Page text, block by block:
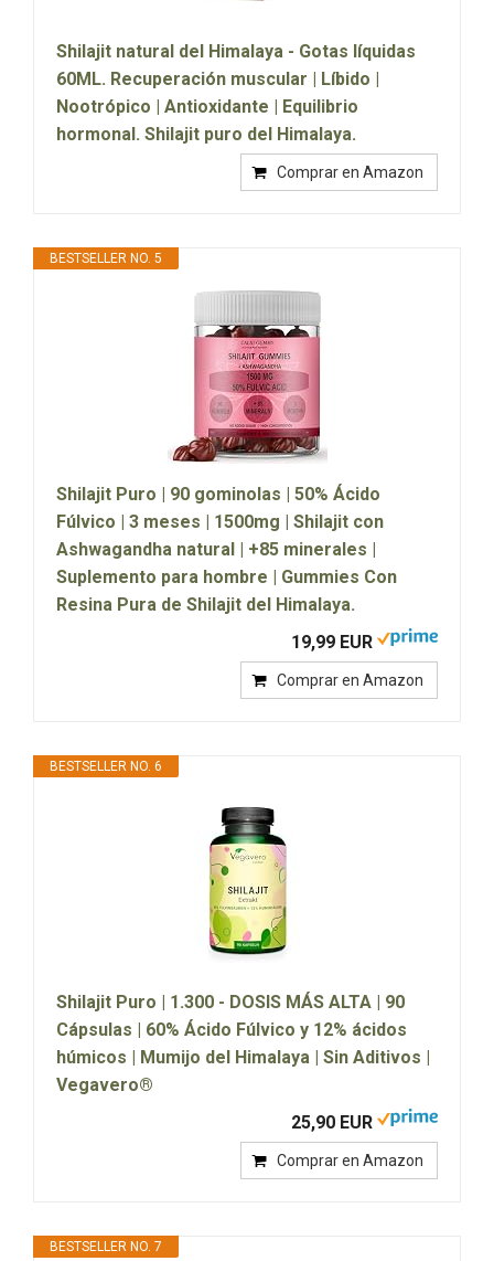
Shilajit natural del Himalaya - Gotas líquidas
60ML. Recuperación muscular | Líbido |
Nootrópico | Antioxidante | Equilibrio
hormonal. Shilajit puro del Himalaya.
Comprar en Amazon
BESTSELLER NO. 5
Shilajit Puro | 90 gominolas | 50% Ácido
Fúlvico | 3 meses | 1500mg | Shilajit con
Ashwagandha natural | +85 minerales |
Suplemento para hombre | Gummies Con
Resina Pura de Shilajit del Himalaya.
19,99 EUR
Comprar en Amazon
BESTSELLER NO. 6
Shilajit Puro | 1.300 - DOSIS MÁS ALTA | 90
Cápsulas | 60% Ácido Fúlvico y 12% ácidos
húmicos | Mumijo del Himalaya | Sin Aditivos |
Vegavero®
25,90 EUR
Comprar en Amazon
BESTSELLER NO. 7